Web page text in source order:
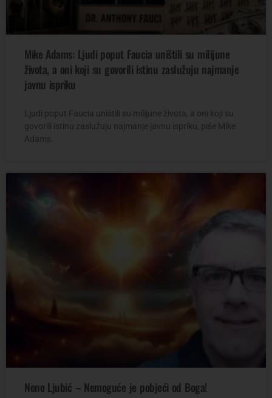
Mike Adams: Ljudi poput Faucia uništili su milijune
života, a oni koji su govorili istinu zaslužuju najmanje
javnu ispriku
Ljudi poput Faucia uništili su milijune života, a oni koji su
govorili istinu zaslužuju najmanje javnu ispriku, piše Mike
Adams.
Neno Ljubić – Nemoguće je pobjeći od Boga!